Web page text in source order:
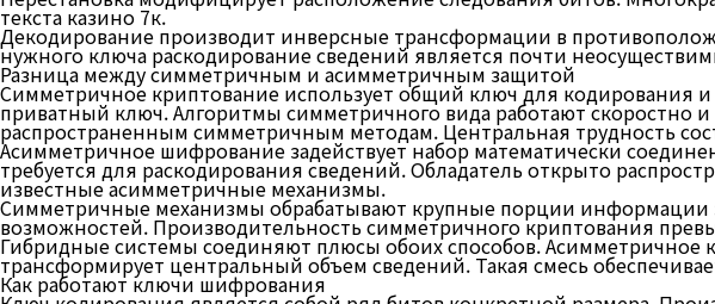
текста казино 7к.
Декодирование производит инверсные трансформации в
нужного ключа раскодирование сведений является почти
Разница между симметричным и асимметричным защитой
Симметричное криптование использует общий ключ для кодирования
приватный ключ. Алгоритмы симметричного вида работают скоростно
распространенным симметричным методам. Центральная трудность
Асимметричное шифрование задействует набор математически
требуется для раскодирования сведений. Обладатель открыто
известные асимметричные механизмы.
Симметричные механизмы обрабатывают крупные порции
возможностей. Производительность симметричного криптования
Гибридные системы соединяют плюсы обоих способов.
трансформирует центральный объем сведений. Такая смесь
Как работают ключи шифрования